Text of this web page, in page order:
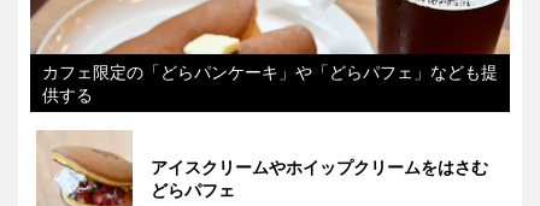
カフェ限定の「どらパンケーキ」や「どらパフェ」なども提
供する
アイスクリームやホイップクリームをはさむ
どらパフェ